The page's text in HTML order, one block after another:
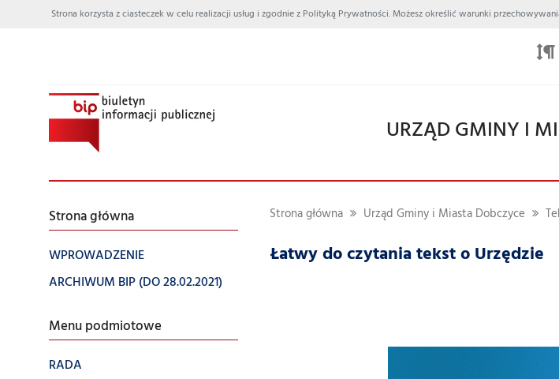
Strona korzysta z ciasteczek w celu realizacji usług i zgodnie z Polityką Prywatności. Możesz określić warunki
URZĄD GMINY I
Strona główna
WPROWADZENIE
ARCHIWUM BIP (DO 28.02.2021)
Menu podmiotowe
RADA
Strona główna Urząd Gminy i Miasta Dobczyce
Łatwy do czytania tekst o Urzędzie